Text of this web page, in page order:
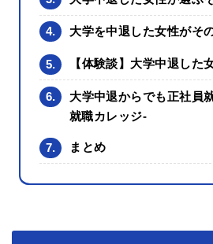
4. 大学を中退した女性がそ
5. 【体験談】大学中退した
6.
大学中退からでも正社員
就職カレッジ‐
7. まとめ